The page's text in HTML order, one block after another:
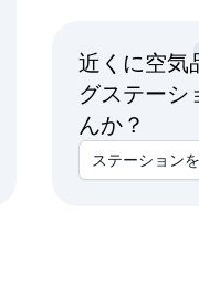
近くに空気
グステーシ
んか？
ステーション